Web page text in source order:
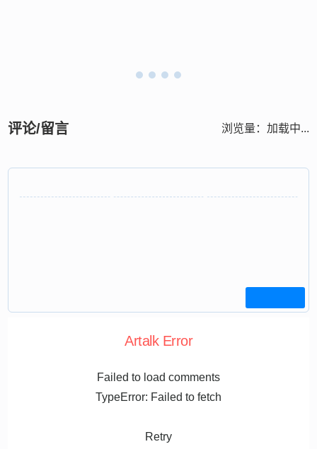
评论/留言 浏览量： 加载中...
Artalk Error
Failed to load comments
TypeError: Failed to fetch
Retry